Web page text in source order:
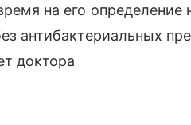
на его определение
антибактериальных
доктора